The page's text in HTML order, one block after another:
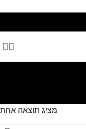
מציג תוצאה אחת